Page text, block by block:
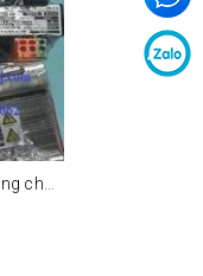
Máy biến áp cách ly dùng cho mạch điều khiển